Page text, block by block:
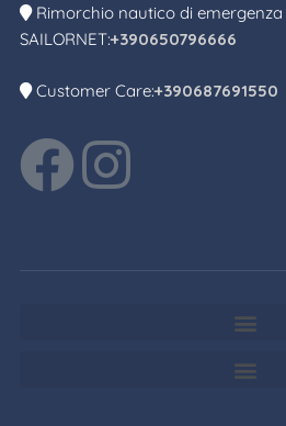
Rimorchio nautico di emergenza
SAILORNET:+390650796666
Customer Care:+390687691550